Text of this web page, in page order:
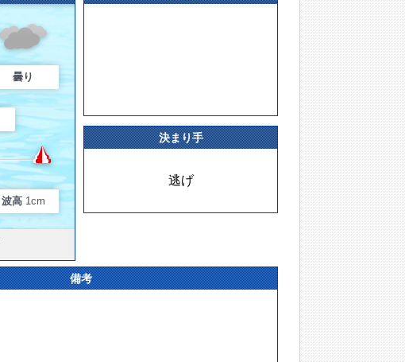
曇り
波高 1cm
決まり手
逃げ
備考